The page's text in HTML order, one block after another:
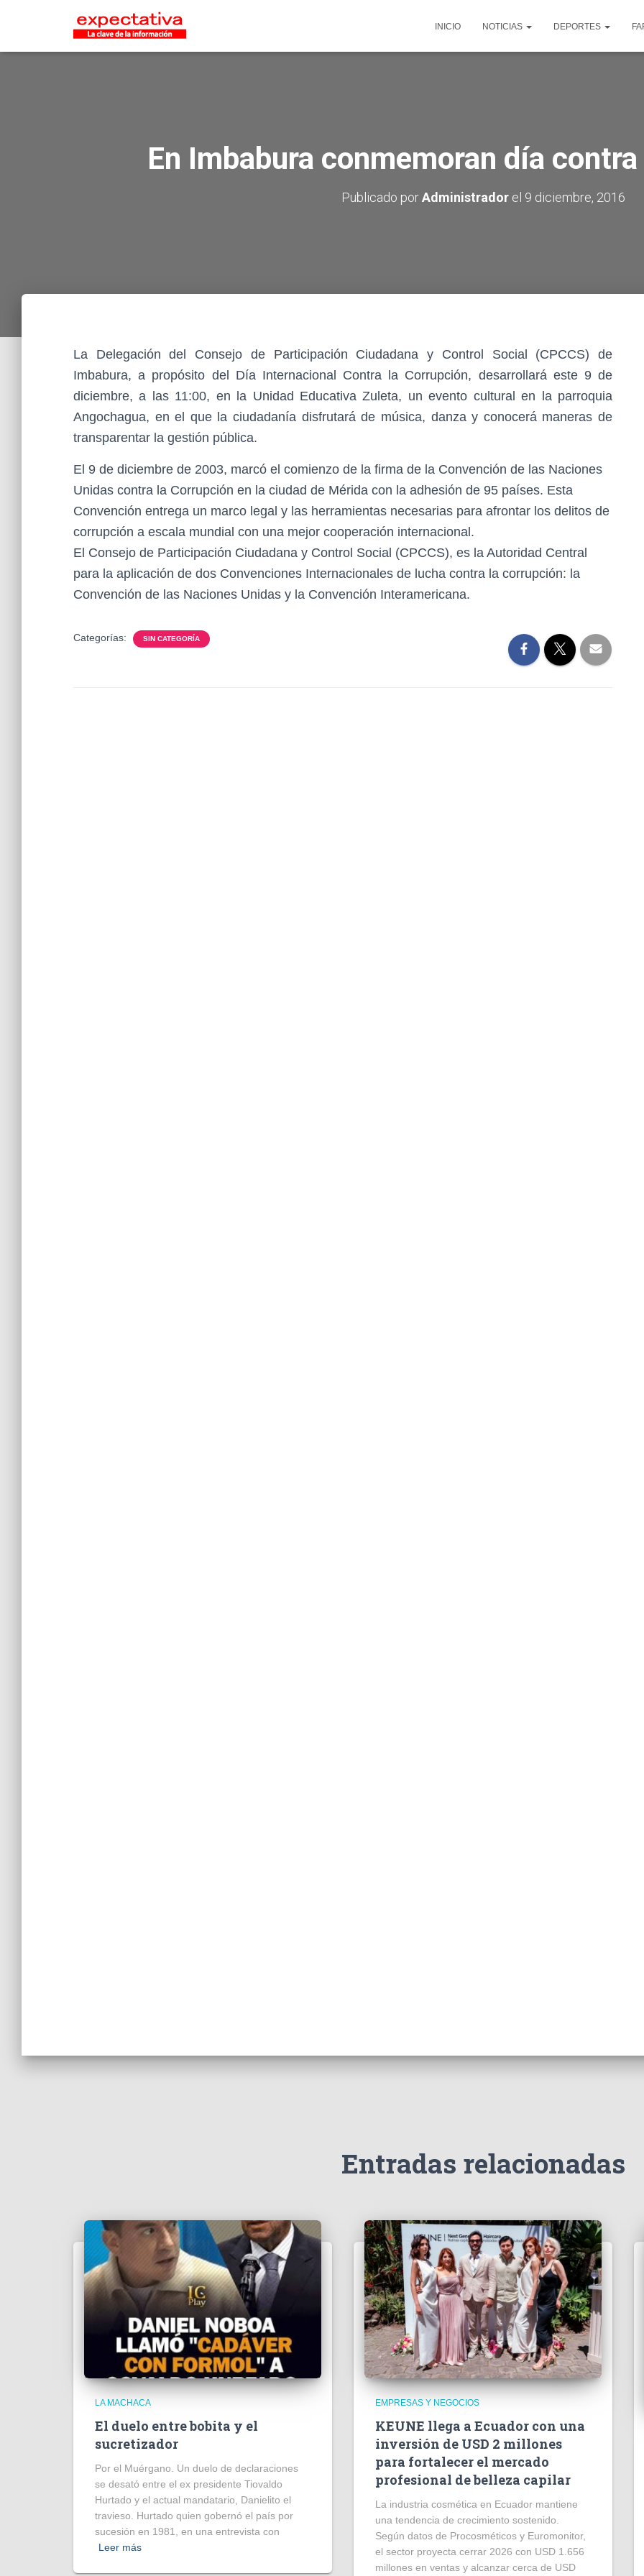
INICIO NOTICIAS DEPORTES
En Imbabura conmemoran día
Publicado porAdministradorel 9 diciembre, 2016
La Delegación del Consejo de Participación Ciudadana y Control Social (CPCCS) de
Imbabura, a propósito del Día Internacional Contra la Corrupción, desarrollará este 9 de
diciembre, a las 11:00, en la Unidad Educativa Zuleta, un evento cultural en la parroquia
Angochagua, en el que la ciudadanía disfrutará de música, danza y conocerá maneras de
transparentar la gestión pública.
El 9 de diciembre de 2003, marcó el comienzo de la firma de la Convención de las Naciones
Unidas contra la Corrupción en la ciudad de Mérida con la adhesión de 95 países. Esta
Convención entrega un marco legal y las herramientas necesarias para afrontar los delitos de
corrupción a escala mundial con una mejor cooperación internacional.
El Consejo de Participación Ciudadana y Control Social (CPCCS), es la Autoridad Central
para la aplicación de dos Convenciones Internacionales de lucha contra la corrupción: la
Convención de las Naciones Unidas y la Convención Interamericana.
Categorías: SIN CATEGORÍA
Entradas relacionadas
LA MACHACA
El duelo entre bobita y el
sucretizador
Por el Muérgano. Un duelo de declaraciones
se desató entre el ex presidente Tiovaldo
Hurtado y el actual mandatario, Danielito el
travieso. Hurtado quien gobernó el país por
sucesión en 1981, en una entrevista con
Leer más
EMPRESAS Y NEGOCIOS
KEUNE llega a Ecuador con una
inversión de USD 2 millones
para fortalecer el mercado
profesional de belleza capilar
La industria cosmética en Ecuador mantiene
una tendencia de crecimiento sostenido.
Según datos de Procosméticos y Euromonitor,
el sector proyecta cerrar 2026 con USD 1.656
millones en ventas y alcanzar cerca de USD